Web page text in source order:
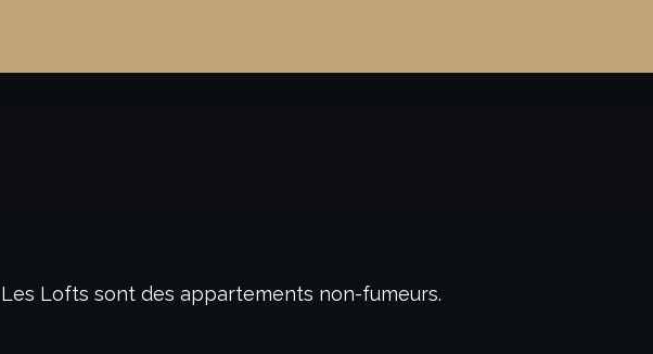
Les Lofts sont des appartements non-fumeurs.